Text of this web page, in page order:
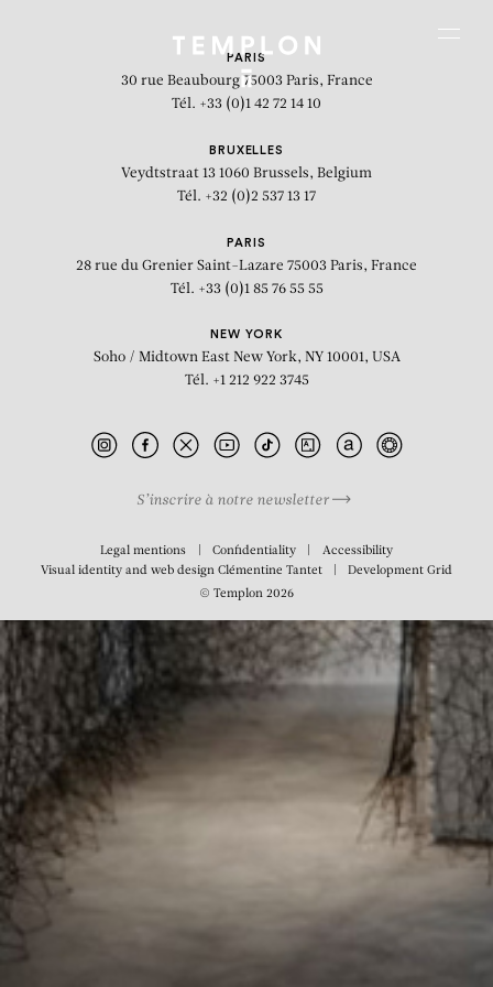
House
PARIS
30 rue Beaubourg 75003 Paris, France
Tél. +33 (0)1 42 72 14 10
BRUXELLES
Veydtstraat 13 1060 Brussels, Belgium
Tél. +32 (0)2 537 13 17
PARIS
28 rue du Grenier Saint-Lazare 75003 Paris, France
Tél. +33 (0)1 85 76 55 55
NEW YORK
Soho / Midtown East New York, NY 10001, USA
Tél. +1 212 922 3745
S’inscrire à notre newsletter
Legal mentions Confidentiality
Accessibility
Visual identity and web design Clémentine Tantet DevelopmentGrid
© Templon 2026